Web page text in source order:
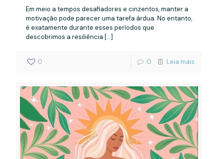
Em meio a tempos desafiadores e cinzentos, manter a
motivação pode parecer uma tarefa árdua. No entanto,
é exatamente durante esses períodos que
descobrimos a resiliência […]
0 0 Leia mais